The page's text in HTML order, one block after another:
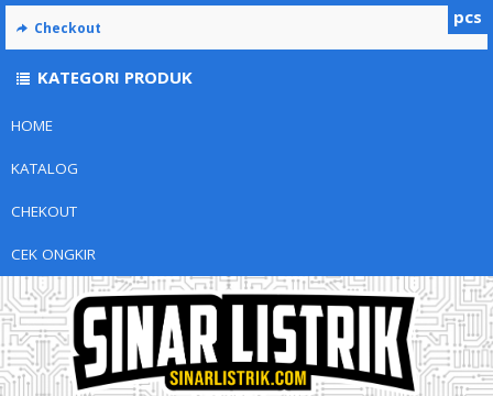
HOME
KATALOG
CHEKOUT
CEK ONGKIR
pcs
Checkout
KATEGORI PRODUK